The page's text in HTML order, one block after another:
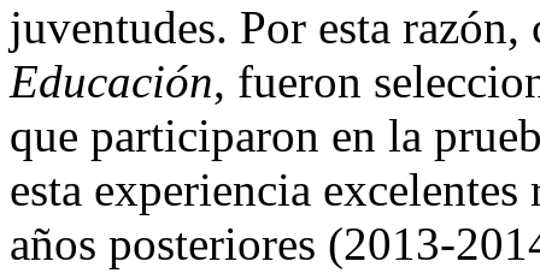
juventudes. Por esta
Educación, fueron
que participaron en la
esta experiencia
años posteriores (2013-